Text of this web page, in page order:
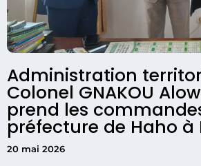
Administration
Colonel GNAKOU
prend les
préfecture de Haho à
20 mai 2026